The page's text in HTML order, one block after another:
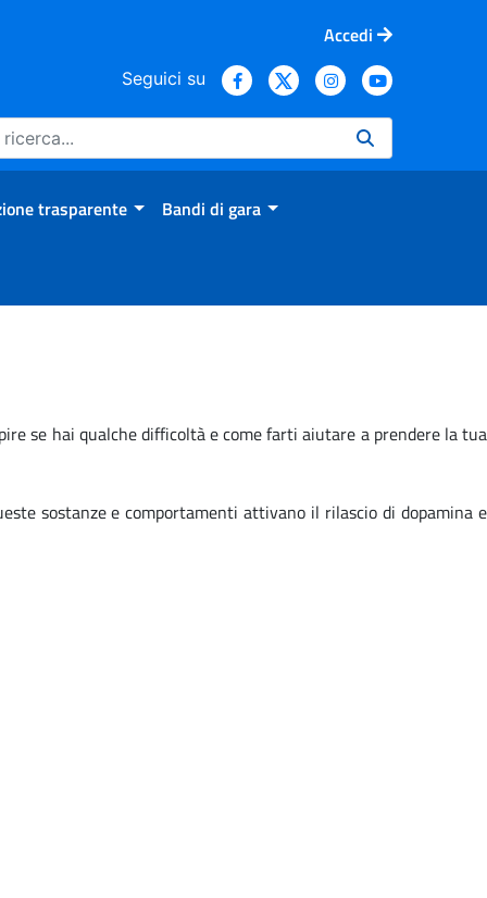
Accedi
Seguici su
trasparente Bandi di gara
se hai qualche difficoltà e come farti aiutare a prendere la tua
sostanze e comportamenti attivano il rilascio di dopamina e